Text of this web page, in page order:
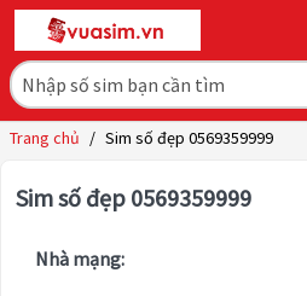
Trang chủ / Sim số đẹp 0569359999
Sim số đẹp 0569359999
Nhà mạng: